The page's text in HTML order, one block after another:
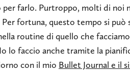
farlo. Purtroppo, molti di noi
Per fortuna, questo tempo si può
routine di quello che
lo faccio anche tramite la
con il mio Bullet Journal e il